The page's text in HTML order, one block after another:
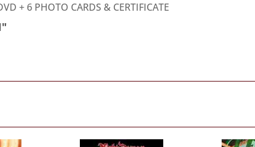
+ 6 PHOTO CARDS & CERTIFICATE